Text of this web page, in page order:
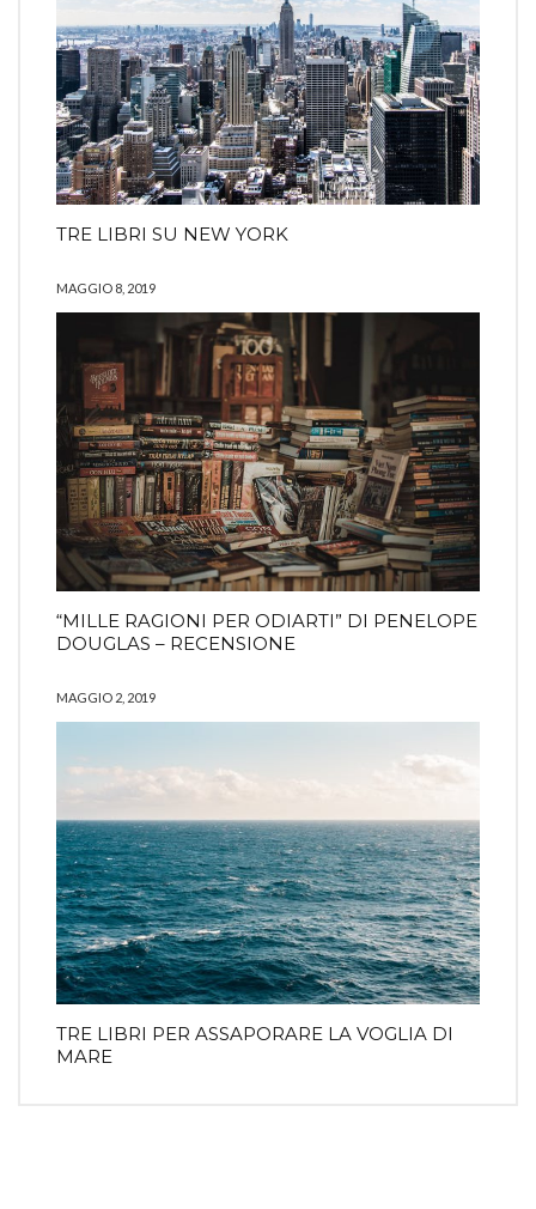
TRE LIBRI SU NEW YORK
MAGGIO 8, 2019
“MILLE RAGIONI PER ODIARTI” DI PENELOPE
DOUGLAS – RECENSIONE
MAGGIO 2, 2019
TRE LIBRI PER ASSAPORARE LA VOGLIA DI
MARE